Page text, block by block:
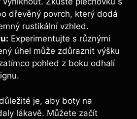
dřevěný povrch, který dodá
rustikální vzhled.
Experimentujte s různými
úhel může zdůraznit výšku
pohled z boku odhalí
je, aby boty na
lákavě. Můžete začít